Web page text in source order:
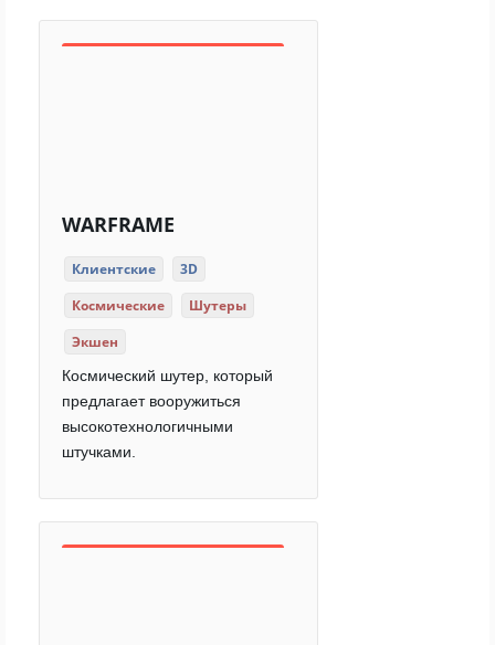
WARFRAME
Клиентские
3D
Космические
Шутеры
Экшен
Космический шутер, который
предлагает вооружиться
высокотехнологичными
штучками.